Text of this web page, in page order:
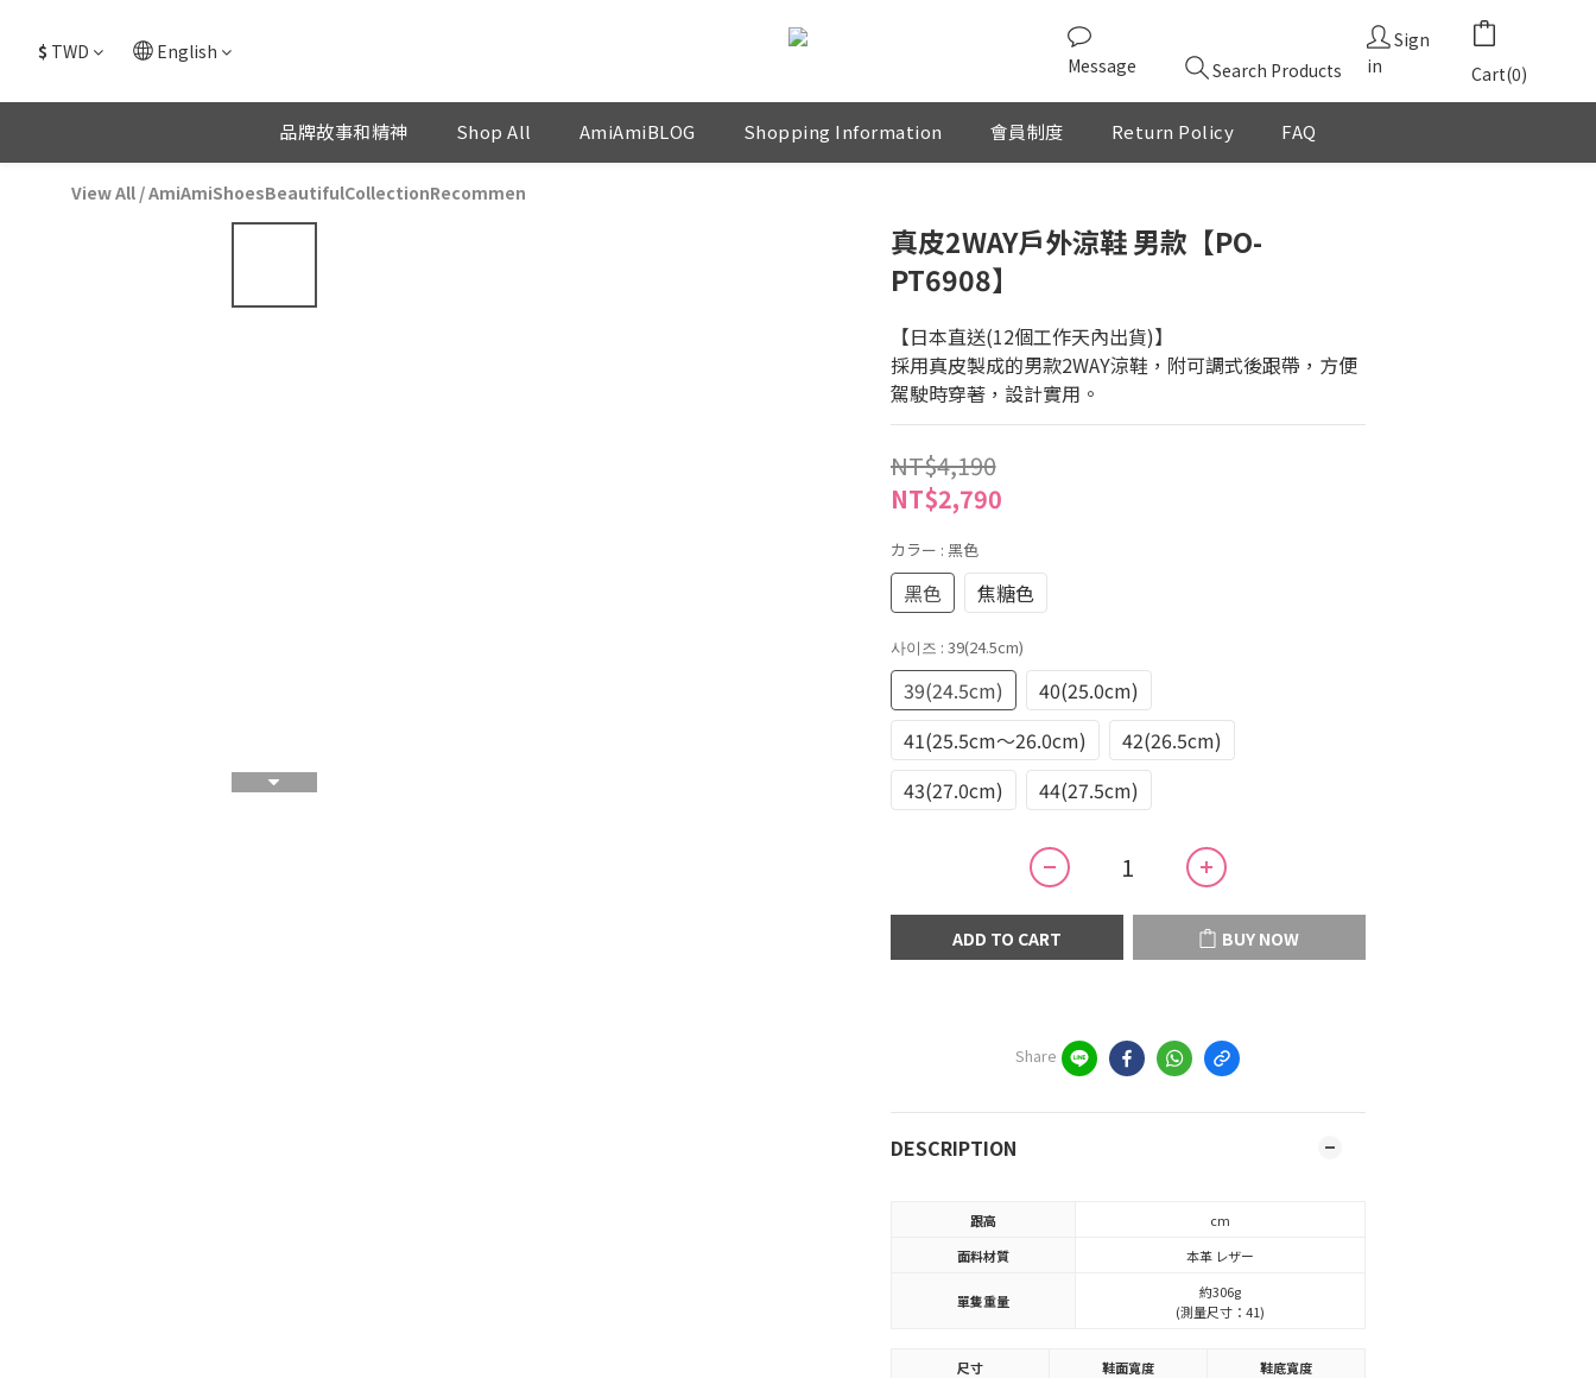
$ TWD English
Message Search Products
Sign
in
Cart(0)
品牌故事和精神 Shop All AmiAmiBLOG Shopping Information 會員制度 Return Policy FAQ
View All /AmiAmiShoesBeautifulCollectionRecommen
真皮2WAY戶外涼鞋 男款【PO-
PT6908】
【日本直送(12個工作天內出貨)】
採用真皮製成的男款2WAY涼鞋，附可調式後跟帶，方便
駕駛時穿著，設計實用。
NT$4,190
NT$2,790
カラー : 黑色
黑色 焦糖色
사이즈 : 39(24.5cm)
39(24.5cm)
40(25.0cm)
41(25.5cm～26.0cm)
42(26.5cm)
43(27.0cm)
44(27.5cm)
ADD TO CART BUY NOW
Share
DESCRIPTION
跟高
cm
面料材質
本革 レザー
單隻重量
約306g
(測量尺寸：41)
尺寸 鞋面寬度
鞋底寬度